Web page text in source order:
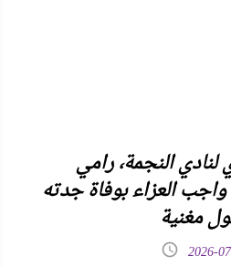
لنادي النجمة، رامي
واجب العزاء بوفاة جدته
2026-